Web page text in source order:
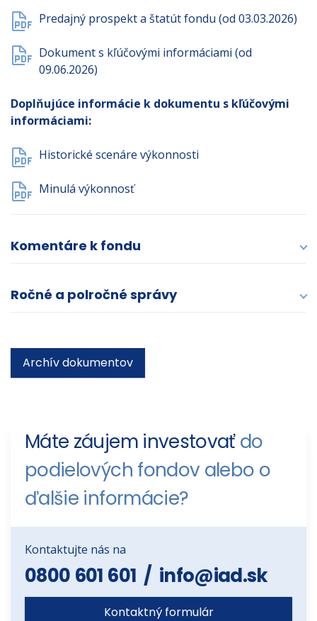
Predajný prospekt a štatút fondu (od 03.03.2026)
Dokument s kľúčovými informáciami (od
09.06.2026)
Doplňujúce informácie k dokumentu s kľúčovými
informáciami:
Historické scenáre výkonnosti
Minulá výkonnosť
Komentáre k fondu
Ročné a polročné správy
Archív dokumentov
Máte záujem investovaťdo
podielových fondov alebo o
ďalšie informácie?
Kontaktujte nás na
0800 601 601 / info@iad.sk
Kontaktný formulár